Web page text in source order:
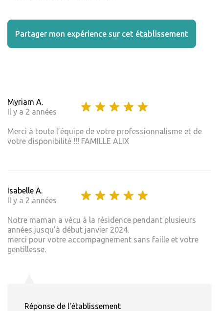
Partager mon expérience sur cet établissement
Myriam A.
Il y a 2 années
Merci à toute l’équipe de votre professionnalisme et de
votre disponibilité !!! FAMILLE ALIX
Isabelle A.
Il y a 2 années
Notre maman a vécu à la résidence pendant plusieurs
années jusqu'à début janvier 2024.
merci pour votre accompagnement sans faille et votre
gentillesse.
Réponse de l'établissement